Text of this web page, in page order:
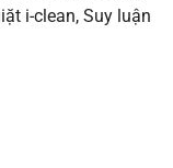
i-clean, Suy luận